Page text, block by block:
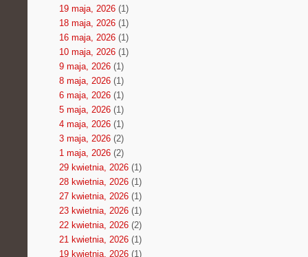
19 maja, 2026(1)
18 maja, 2026(1)
16 maja, 2026(1)
10 maja, 2026(1)
9 maja, 2026(1)
8 maja, 2026(1)
6 maja, 2026(1)
5 maja, 2026(1)
4 maja, 2026(1)
3 maja, 2026(2)
1 maja, 2026(2)
29 kwietnia, 2026(1)
28 kwietnia, 2026(1)
27 kwietnia, 2026(1)
23 kwietnia, 2026(1)
22 kwietnia, 2026(2)
21 kwietnia, 2026(1)
19 kwietnia, 2026(1)